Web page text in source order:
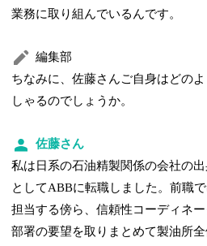
業務に取り組んでいるんです。
編集部
ちなみに、佐藤さんご自身はどの
しゃるのでしょうか。
佐藤さん
私は日系の石油精製関係の会社の
としてABBに転職しました。前職
担当する傍ら、信頼性コーディネ
部署の要望を取りまとめて製油所